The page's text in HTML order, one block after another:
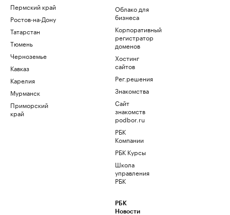
Пермский край
Ростов-на-Дону
Татарстан
Тюмень
Черноземье
Кавказ
Карелия
Мурманск
Приморский
край
Облако для
бизнеса
Корпоративный
регистратор
доменов
Хостинг
сайтов
Рег.решения
Знакомства
Сайт
знакомств
podbor.ru
РБК
Компании
РБК Курсы
Школа
управления
РБК
РБК
Новости